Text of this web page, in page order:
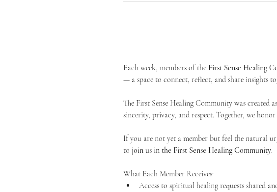
Each week, members of the First Sense Healing
— a space to connect, reflect, and share insights
The First Sense Healing Community was
sincerity, privacy, and respect. Together, we
If you are not yet a member but feel the natural
to join us in the First Sense Healing Community.
What Each Member Receives:
Access to spiritual healing requests shared